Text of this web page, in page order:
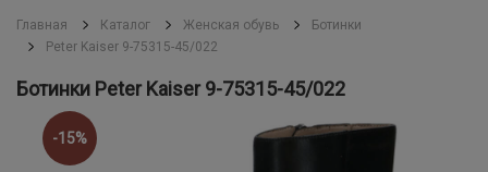
Главная Каталог Женская обувь
Ботинки
Peter Kaiser 9-75315-45/022
Ботинки Peter Kaiser 9-75315-45/022
-15%